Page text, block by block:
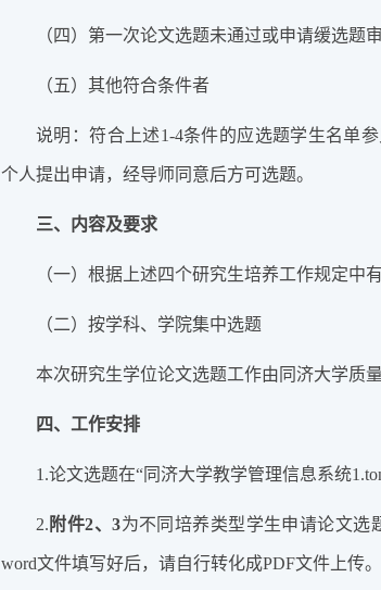
（四）第一次论文选题未通过或申请缓选题
（五）其他符合条件者
说明：符合上述1-4条件的应选题学生名单参
个人提出申请，经导师同意后方可选题。
三、内容及要求
（一）根据上述四个研究生培养工作规定中
（二）按学科、学院集中选题
本次研究生学位论文选题工作由同济大学质
四、工作安排
1.论文选题在“同济大学教学管理信息系统
2. 附件2、3为不同培养类型学生申请论文选
word文件填写好后，请自行转化成PDF文件上传。